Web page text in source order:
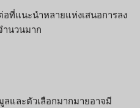
อที่แนะนำหลายแห่งเสนอการลง
ำนวนมาก
ลและตัวเลือกมากมายอาจมี